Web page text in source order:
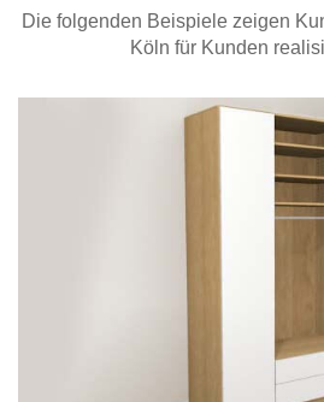
Die folgenden Beispiele zeigen
Köln für Kunden